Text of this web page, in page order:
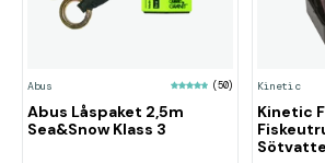
Abus (50)
Abus Låspaket 2,5m
Sea&Snow Klass 3
Kinetic
Kinetic